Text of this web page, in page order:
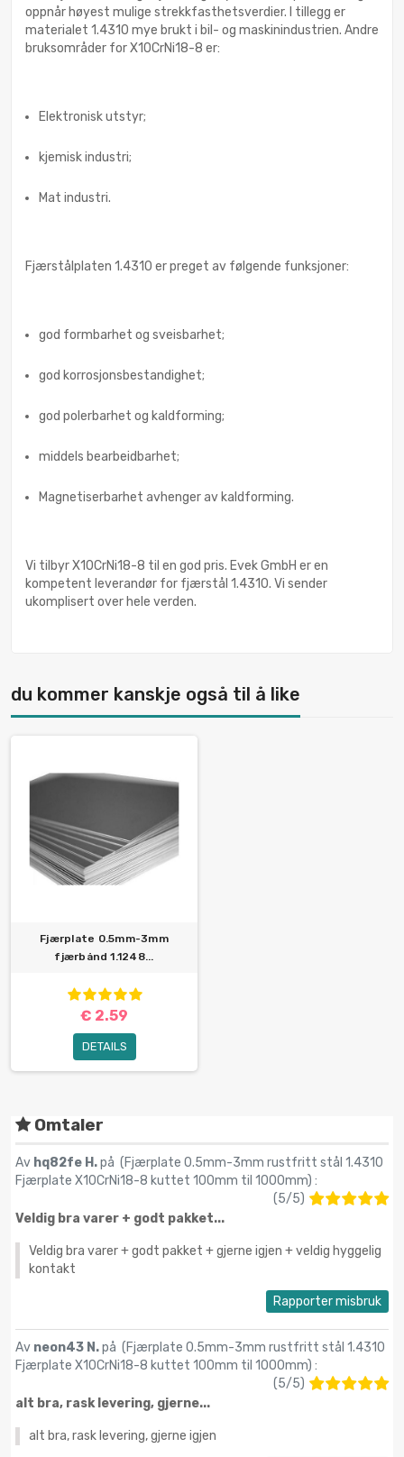
oppnår høyest mulige strekkfasthetsverdier. I tillegg er
materialet 1.4310 mye brukt i bil- og maskinindustrien. Andre
bruksområder for X10CrNi18-8 er:
Elektronisk utstyr;
kjemisk industri;
Mat industri.
Fjærstålplaten 1.4310 er preget av følgende funksjoner:
god formbarhet og sveisbarhet;
god korrosjonsbestandighet;
god polerbarhet og kaldforming;
middels bearbeidbarhet;
Magnetiserbarhet avhenger av kaldforming.
Vi tilbyr X10CrNi18-8 til en god pris. Evek GmbH er en
kompetent leverandør for fjærstål 1.4310. Vi sender
ukomplisert over hele verden.
du kommer kanskje også til å like
Fjærplate 0.5mm-3mm
fjærbånd 1.1248...
€ 2.59
DETAILS
Omtaler
Av hq82fe H.på (Fjærplate 0.5mm-3mm rustfritt stål 1.4310
Fjærplate X10CrNi18-8 kuttet 100mm til 1000mm) :
(5/5)
Veldig bra varer + godt pakket...
Veldig bra varer + godt pakket + gjerne igjen + veldig hyggelig
kontakt
Rapporter misbruk
Av neon43 N.på (Fjærplate 0.5mm-3mm rustfritt stål 1.4310
Fjærplate X10CrNi18-8 kuttet 100mm til 1000mm) :
(5/5)
alt bra, rask levering, gjerne...
alt bra, rask levering, gjerne igjen